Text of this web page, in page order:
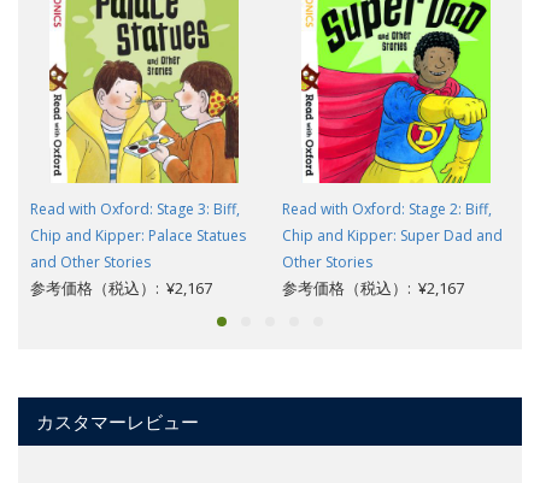
Read with Oxford: Stage 3: Biff,
Chip and Kipper: Palace Statues
and Other Stories
参考価格（税込）: ¥2,167
Read with Oxford: Stage 2: Biff,
Chip and Kipper: Super Dad and
Other Stories
参考価格（税込）: ¥2,167
カスタマーレビュー